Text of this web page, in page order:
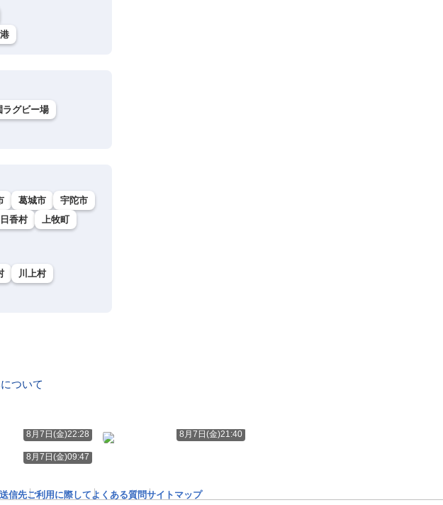
ラグビー場
葛城市
宇陀市
香村
上牧町
川上村
ついて
8月7日(金)22:28 8月7日(金)21:40
8月7日(金)09:47
信先ご利用に際して よくある質問サイトマップ